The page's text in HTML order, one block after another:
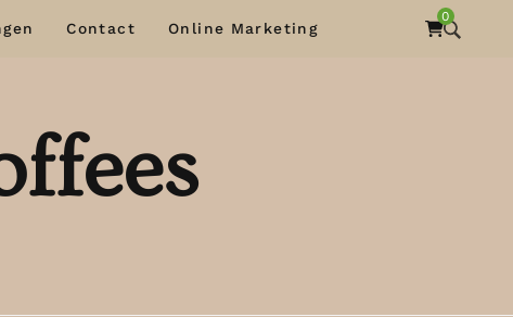
Contact Online Marketing
0